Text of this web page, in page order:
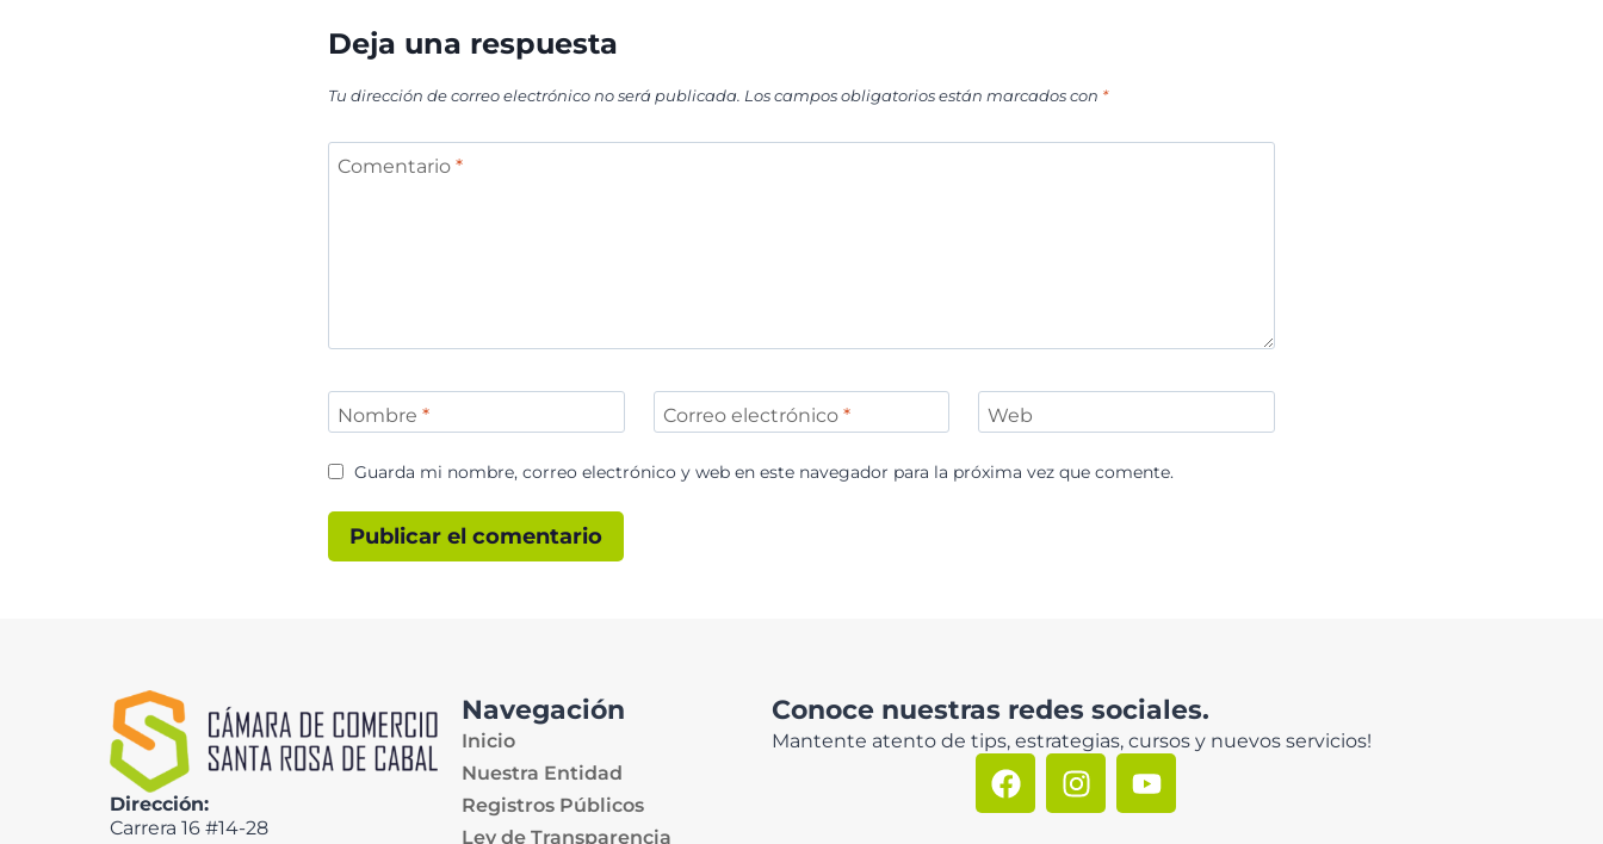
Deja una respuesta
Tu dirección de correo electrónico no será publicada. Los campos obligatorios están marcados con *
Comentario *
Nombre * Correo electrónico * Web
Guarda mi nombre, correo electrónico y web en este navegador para la próxima vez que comente.
Dirección:
Carrera 16 #14-28
Navegación
Inicio
Nuestra Entidad
Registros Públicos
Ley de Transparencia
Conoce nuestras redes sociales.
Mantente atento de tips, estrategias, cursos y nuevos servicios!